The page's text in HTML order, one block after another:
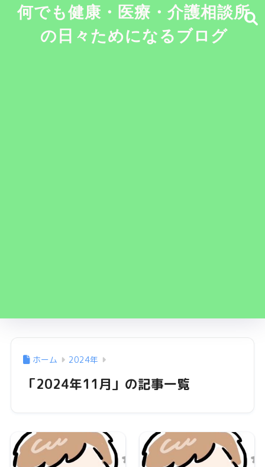
何でも健康・医療・介護相談所
の日々ためになるブログ
ホーム 2024年
「2024年11月」の記事一覧